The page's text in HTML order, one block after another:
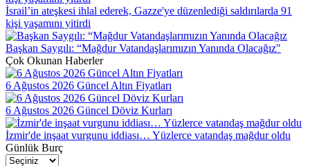
İsrail’in ateşkesi ihlal ederek, Gazze'ye düzenlediği saldırılarda 91
kişi yaşamını yitirdi
Başkan Saygılı: “Mağdur Vatandaşlarımızın Yanında Olacağız"
Çok Okunan Haberler
6 Ağustos 2026 Güncel Altın Fiyatları
6 Ağustos 2026 Güncel Döviz Kurları
İzmir'de inşaat vurgunu iddiası… Yüzlerce vatandaş mağdur oldu
Günlük Burç